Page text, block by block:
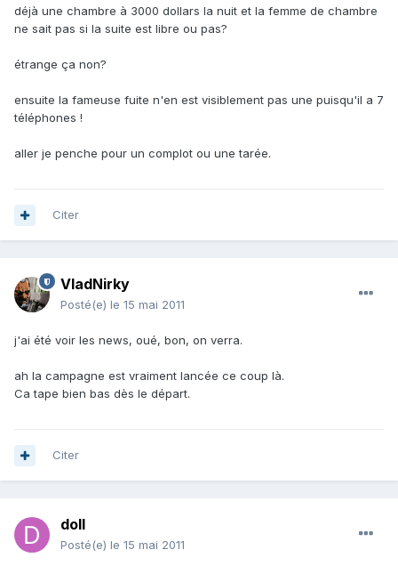
déjà une chambre à 3000 dollars la nuit et la femme de chambre
ne sait pas si la suite est libre ou pas?
étrange ça non?
ensuite la fameuse fuite n'en est visiblement pas une puisqu'il a 7
téléphones !
aller je penche pour un complot ou une tarée.
Citer
VladNirky
Posté(e) le 15 mai 2011
j'ai été voir les news, oué, bon, on verra.
ah la campagne est vraiment lancée ce coup là.
Ca tape bien bas dès le départ.
Citer
doll
Posté(e) le 15 mai 2011